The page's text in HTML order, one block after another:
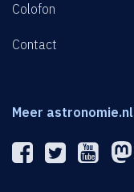
Colofon
Contact
Meer astronomie.nl